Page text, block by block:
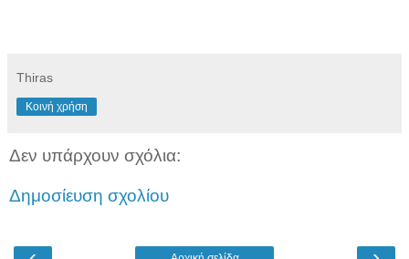
Thiras
Κοινή χρήση
Δεν υπάρχουν σχόλια:
Δημοσίευση σχολίου